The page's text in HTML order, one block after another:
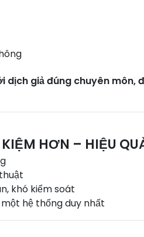
dịch giả đúng chuyên môn,
HƠN – HIỆU
khó kiểm soát
hệ thống duy nhất